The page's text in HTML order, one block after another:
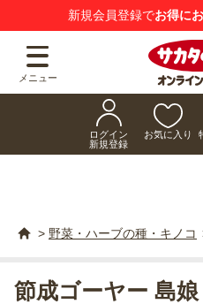
新規会員登録でお得に
メニュー
ログイン
新規登録
お気に入り
> 野菜・ハーブの種・キノコ
節成ゴーヤー 島娘